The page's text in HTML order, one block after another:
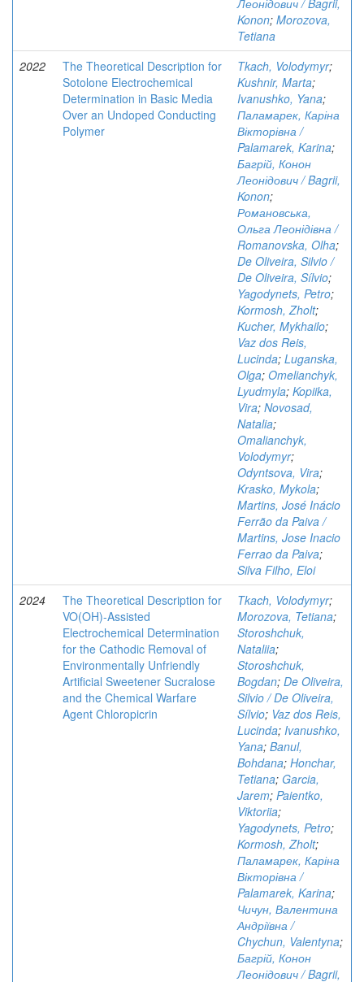
Леонідович / Bagrii,
Konon; Morozova,
Tetiana
2022
The Theoretical Description for
Sotolone Electrochemical
Determination in Basic Media
Over an Undoped Conducting
Polymer
Tkach, Volodymyr;
Kushnir, Marta;
Ivanushko, Yana;
Паламарек, Каріна
Вікторівна /
Palamarek, Karina;
Багрій, Конон
Леонідович / Bagrii,
Konon;
Романовська,
Ольга Леонідівна /
Romanovska, Olha;
De Oliveira, Silvio /
De Oliveira, Sílvio;
Yagodynets, Petro;
Kormosh, Zholt;
Kucher, Mykhailo;
Vaz dos Reis,
Lucinda; Luganska,
Olga; Omelianchyk,
Lyudmyla; Kopiika,
Vira; Novosad,
Natalia;
Omalianchyk,
Volodymyr;
Odyntsova, Vira;
Krasko, Mykola;
Martins, José Inácio
Ferrão da Paiva /
Martins, Jose Inacio
Ferrao da Paiva;
Silva Filho, Eloi
2024
The Theoretical Description for
VO(OH)-Assisted
Electrochemical Determination
for the Cathodic Removal of
Environmentally Unfriendly
Artificial Sweetener Sucralose
and the Chemical Warfare
Agent Chloropicrin
Tkach, Volodymyr;
Morozova, Tetiana;
Storoshchuk,
Nataliia;
Storoshchuk,
Bogdan; De Oliveira,
Silvio / De Oliveira,
Sílvio; Vaz dos Reis,
Lucinda; Ivanushko,
Yana; Banul,
Bohdana; Honchar,
Tetiana; Garcia,
Jarem; Paientko,
Viktoriia;
Yagodynets, Petro;
Kormosh, Zholt;
Паламарек, Каріна
Вікторівна /
Palamarek, Karina;
Чичун, Валентина
Андріївна /
Chychun, Valentyna;
Багрій, Конон
Леонідович / Bagrii,